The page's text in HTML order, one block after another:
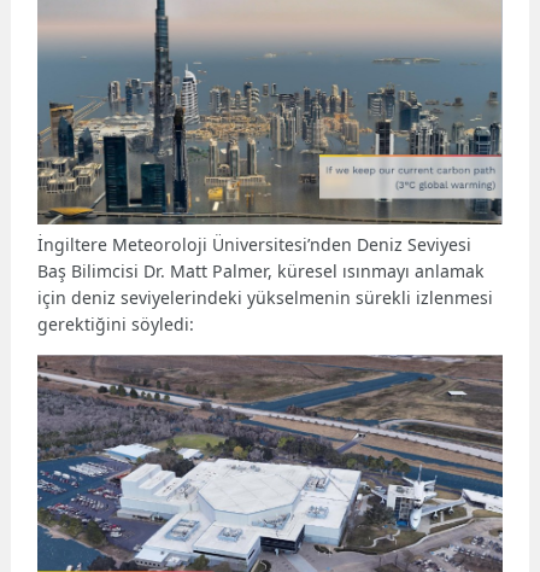
İngiltere Meteoroloji Üniversitesi’nden Deniz Seviyesi
Baş Bilimcisi Dr. Matt Palmer, küresel ısınmayı anlamak
için deniz seviyelerindeki yükselmenin sürekli izlenmesi
gerektiğini söyledi: